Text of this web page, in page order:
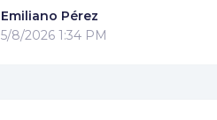
Emiliano Pérez
5/8/2026 1:34 PM